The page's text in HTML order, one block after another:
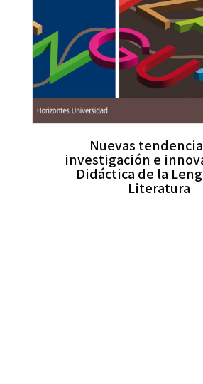
Nuevas
investigación e
Didáctica de la
Literatura